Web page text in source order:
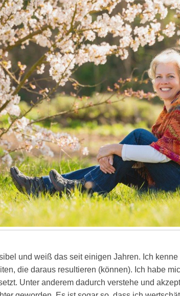
und weiß das seit einigen Jahren. Ich
die daraus resultieren (können). Ich habe
Unter anderem dadurch verstehe und